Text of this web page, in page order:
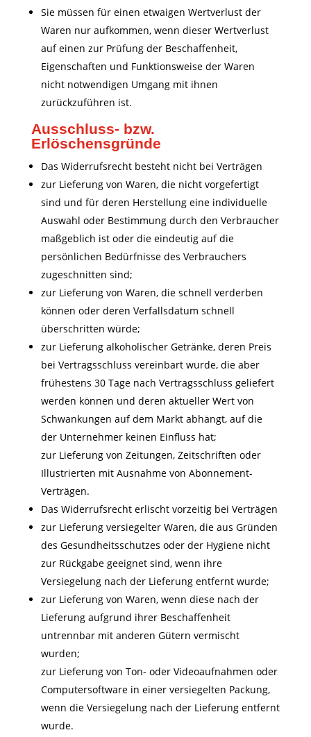
Sie müssen für einen etwaigen Wertverlust der
Waren nur aufkommen, wenn dieser Wertverlust
auf einen zur Prüfung der Beschaffenheit,
Eigenschaften und Funktionsweise der Waren
nicht notwendigen Umgang mit ihnen
zurückzuführen ist.
Ausschluss- bzw.
Erlöschensgründe
Das Widerrufsrecht besteht nicht bei Verträgen
zur Lieferung von Waren, die nicht vorgefertigt
sind und für deren Herstellung eine individuelle
Auswahl oder Bestimmung durch den Verbraucher
maßgeblich ist oder die eindeutig auf die
persönlichen Bedürfnisse des Verbrauchers
zugeschnitten sind;
zur Lieferung von Waren, die schnell verderben
können oder deren Verfallsdatum schnell
überschritten würde;
zur Lieferung alkoholischer Getränke, deren Preis
bei Vertragsschluss vereinbart wurde, die aber
frühestens 30 Tage nach Vertragsschluss geliefert
werden können und deren aktueller Wert von
Schwankungen auf dem Markt abhängt, auf die
der Unternehmer keinen Einfluss hat;
zur Lieferung von Zeitungen, Zeitschriften oder
Illustrierten mit Ausnahme von Abonnement-
Verträgen.
Das Widerrufsrecht erlischt vorzeitig bei Verträgen
zur Lieferung versiegelter Waren, die aus Gründen
des Gesundheitsschutzes oder der Hygiene nicht
zur Rückgabe geeignet sind, wenn ihre
Versiegelung nach der Lieferung entfernt wurde;
zur Lieferung von Waren, wenn diese nach der
Lieferung aufgrund ihrer Beschaffenheit
untrennbar mit anderen Gütern vermischt
wurden;
zur Lieferung von Ton- oder Videoaufnahmen oder
Computersoftware in einer versiegelten Packung,
wenn die Versiegelung nach der Lieferung entfernt
wurde.